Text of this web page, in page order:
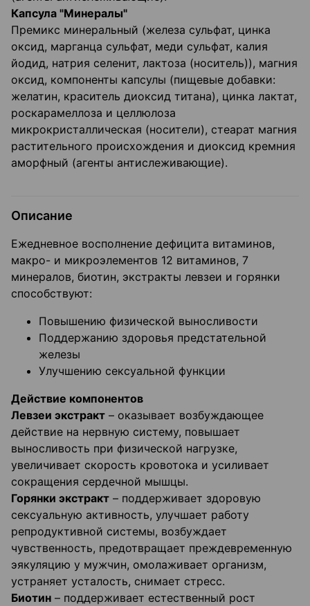
Капсула "Минералы"
Премикс минеральный (железа сульфат, цинка
оксид, марганца сульфат, меди сульфат, калия
йодид, натрия селенит, лактоза (носитель)), магния
оксид, компоненты капсулы (пищевые добавки:
желатин, краситель диоксид титана), цинка лактат,
роскарамеллоза и целлюлоза
микрокристаллическая (носители), стеарат магния
растительного происхождения и диоксид кремния
аморфный (агенты антислеживающие).
Описание
Ежедневное восполнение дефицита витаминов,
макро- и микроэлементов 12 витаминов, 7
минералов, биотин, экстракты левзеи и горянки
способствуют:
Повышению физической выносливости
Поддержанию здоровья предстательной
железы
Улучшению сексуальной функции
Действие компонентов
Левзеи экстракт – оказывает возбуждающее
действие на нервную систему, повышает
выносливость при физической нагрузке,
увеличивает скорость кровотока и усиливает
сокращения сердечной мышцы.
Горянки экстракт – поддерживает здоровую
сексуальную активность, улучшает работу
репродуктивной системы, возбуждает
чувственность, предотвращает преждевременную
эякуляцию у мужчин, омолаживает организм,
устраняет усталость, снимает стресс.
Биотин – поддерживает естественный рост